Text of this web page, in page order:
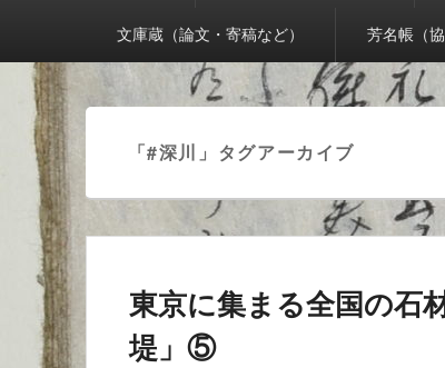
文庫蔵（論文・寄稿など） 芳名帳（
「#深川 」タグアーカイブ
東京に集まる全国の石
堤」⑤